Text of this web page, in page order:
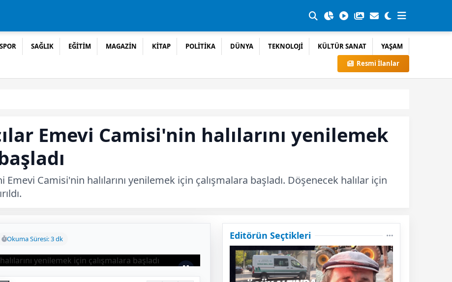
SPOR SAĞLIK EĞİTİM MAGAZİN KİTAP POLİTİKA DÜNYA TEKNOLOJİ KÜLTÜR SANAT
YAŞAM
Resmi İlanlar
Emevi Camisi'nin halılarını yenilemek
Emevi Camisi'nin halılarını yenilemek için çalışmalara başladı. Döşenecek halılar için
Okuma Süresi: 3 dk Editörün Seçtikleri